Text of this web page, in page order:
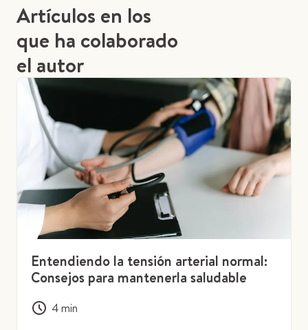
Artículos en los
que ha colaborado
el autor
Entendiendo la tensión arterial normal:
Consejos para mantenerla saludable
4min